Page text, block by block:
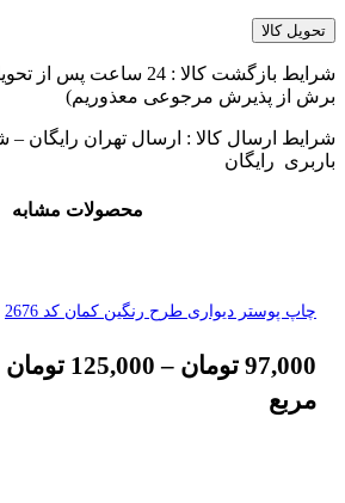
تحویل کالا
شرایط بازگشت کالا : 24
برش از پذیرش مرجوعی معذوریم)
شرایط ارسال کالا : ارسال تهران رایگان –
باربری رایگان
محصولات مشابه
چاپ پوستر دیواری طرح رنگین کمان کد 2676
97,000 تومان –
125,000 تومان
مربع